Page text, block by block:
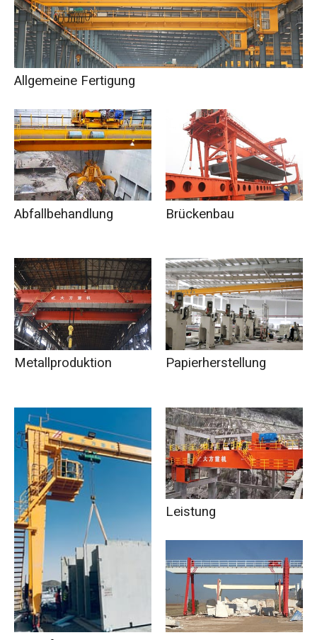
Allgemeine Fertigung
Abfallbehandlung Brückenbau
Metallproduktion Papierherstellung
Leistung